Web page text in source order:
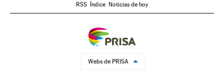
RSS Índice Noticias de hoy
Webs de PRISA